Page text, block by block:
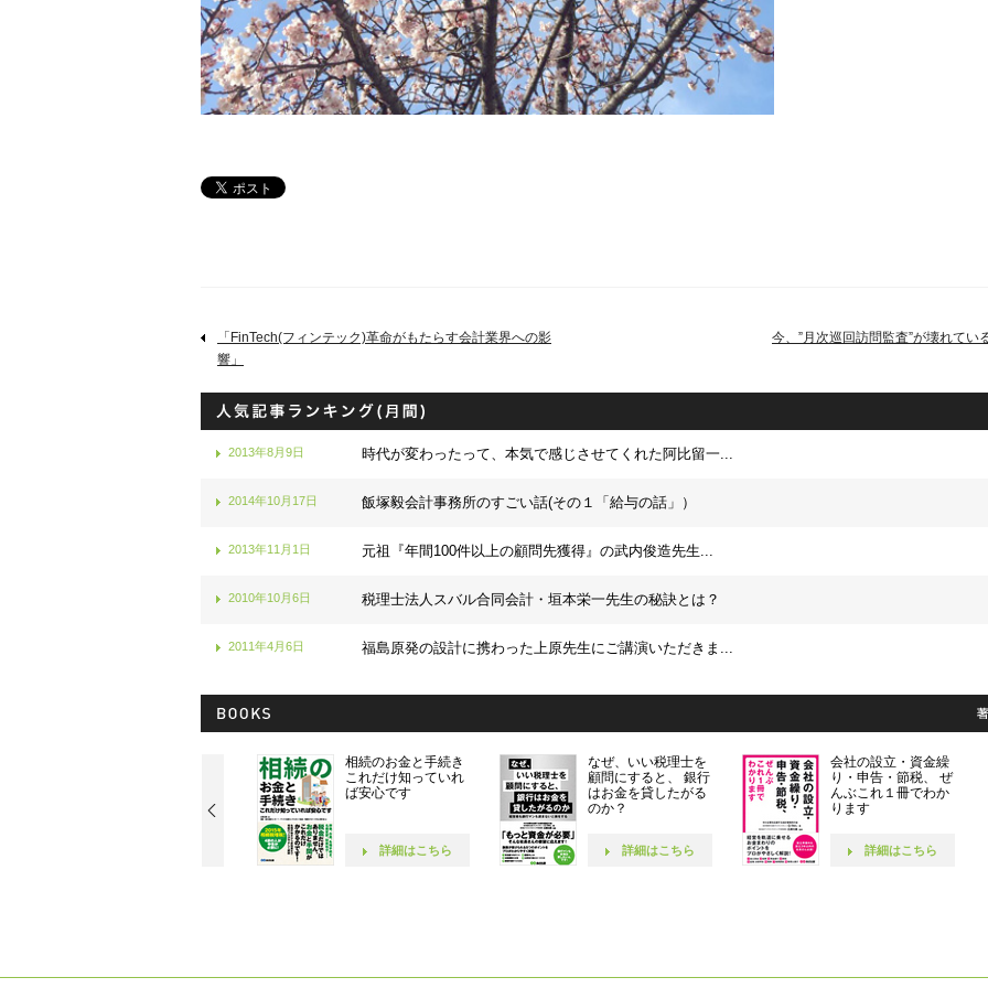
「FinTech(フィンテック)革命がもたらす会計業界への影
響」
今、”月次巡回訪問監査”が壊れてい
2013年8月9日 時代が変わったって、本気で感じさせてくれた阿比留一...
2014年10月17日 飯塚毅会計事務所のすごい話(その１「給与の話」）
2013年11月1日 元祖『年間100件以上の顧問先獲得』の武内俊造先生...
2010年10月6日 税理士法人スバル合同会計・垣本栄一先生の秘訣とは？
2011年4月6日 福島原発の設計に携わった上原先生にご講演いただきま...
相続のお金と手続き
これだけ知っていれ
ば安心です
詳細はこちら
なぜ、いい税理士を
顧問にすると、 銀行
はお金を貸したがる
のか？
詳細はこちら
会社の設立・資金繰
り・申告・節税、 ぜ
んぶこれ１冊でわか
ります
詳細はこちら